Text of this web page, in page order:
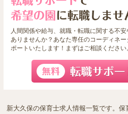
人間関係や給与、就職・転職に関する不安
ありませんか？あなた専任のコーディネ
ポートいたします！まずはご相談ください
新大久保の保育士求人情報一覧です。